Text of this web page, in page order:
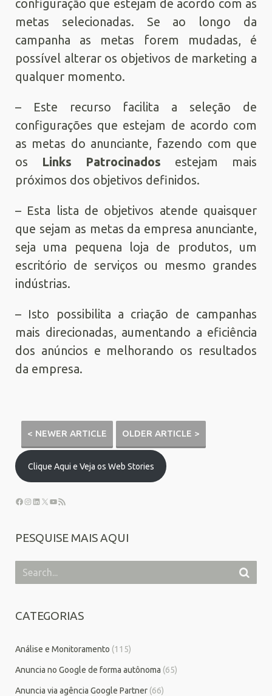
configuração que estejam de acordo com as
metas selecionadas. Se ao longo da
campanha as metas forem mudadas, é
possível alterar os objetivos de marketing a
qualquer momento.
– Este recurso facilita a seleção de
configurações que estejam de acordo com
as metas do anunciante, fazendo com que
os Links Patrocinados estejam mais
próximos dos objetivos definidos.
– Esta lista de objetivos atende quaisquer
que sejam as metas da empresa anunciante,
seja uma pequena loja de produtos, um
escritório de serviços ou mesmo grandes
indústrias.
– Isto possibilita a criação de campanhas
mais direcionadas, aumentando a eficiência
dos anúncios e melhorando os resultados
da empresa.
< NEWER ARTICLE OLDER ARTICLE >
Clique Aqui e Veja os Web Stories
PESQUISE MAIS AQUI
CATEGORIAS
Análise e Monitoramento (115)
Anuncia no Google de forma autônoma (65)
Anuncia via agência Google Partner (66)